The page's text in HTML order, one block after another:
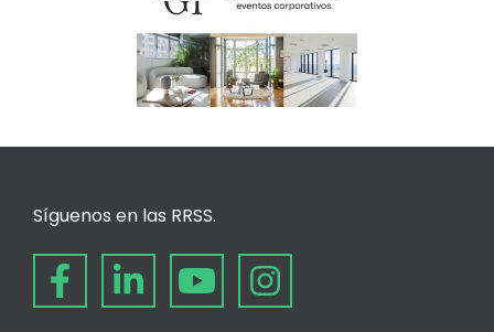
Síguenos en las RRSS.